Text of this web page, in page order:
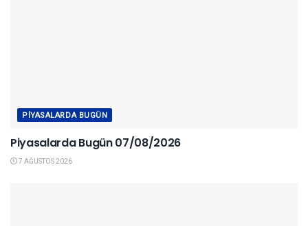
PIYASALARDA BUGÜN
Piyasalarda Bugün 07/08/2026
7 AĞUSTOS 2026